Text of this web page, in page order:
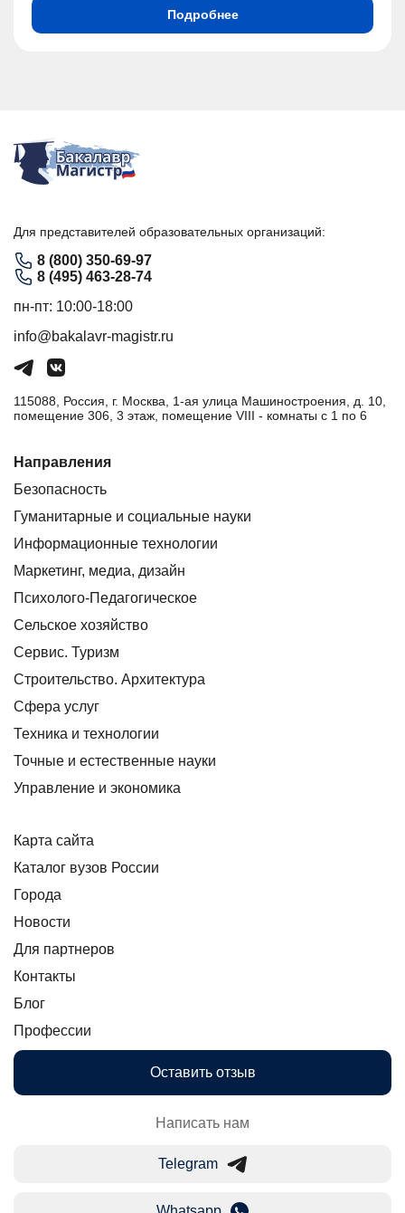
Подробнее
Для представителей образовательных организаций:
8 (800) 350-69-97
8 (495) 463-28-74
пн-пт: 10:00-18:00
info@bakalavr-magistr.ru
115088, Россия, г. Москва, 1-ая улица Машиностроения, д. 10,
помещение 306, 3 этаж, помещение VIII - комнаты с 1 по 6
Направления
Безопасность
Гуманитарные и социальные науки
Информационные технологии
Маркетинг, медиа, дизайн
Психолого-Педагогическое
Сельское хозяйство
Сервис. Туризм
Строительство. Архитектура
Сфера услуг
Техника и технологии
Точные и естественные науки
Управление и экономика
Карта сайта
Каталог вузов России
Города
Новости
Для партнеров
Контакты
Блог
Профессии
Оставить отзыв
Написать нам
Telegram